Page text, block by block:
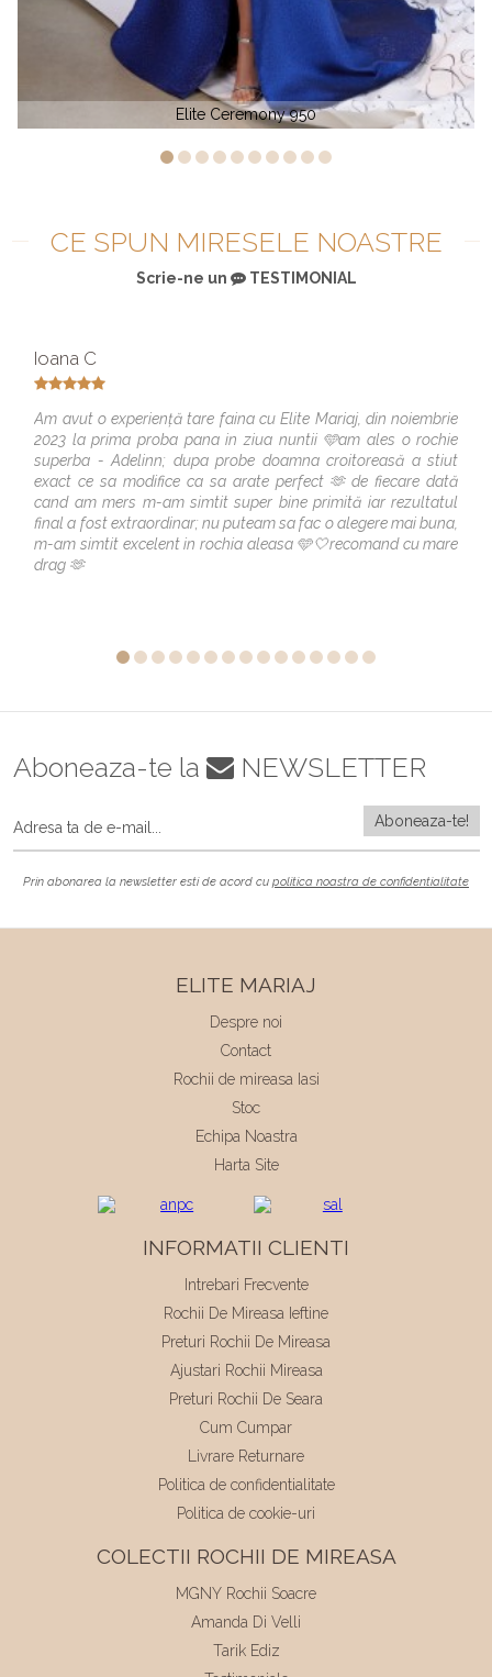
Paris Tony Bowls 19780
CE SPUN MIRESELE NOASTRE
Scrie-ne un TESTIMONIAL
Ioana C
Am avut o experiență tare faina cu Elite Mariaj, din noiembrie
2023 la prima proba pana in ziua nuntii 🩵am ales o rochie
superba - Adelinn; dupa probe doamna croitoreasă a stiut
exact ce sa modifice ca sa arate perfect 🫶 de fiecare dată
cand am mers m-am simtit super bine primită iar rezultatul
final a fost extraordinar; nu puteam sa fac o alegere mai buna,
m-am simtit excelent in rochia aleasa 🩵🤍recomand cu mare
drag 🫶
Aboneaza-te la NEWSLETTER
Prin abonarea la newsletter esti de acord cu politica noastra de confidentialitate
ELITE MARIAJ
Despre noi
Contact
Rochii de mireasa Iasi
Stoc
Echipa Noastra
Harta Site
INFORMATII CLIENTI
Intrebari Frecvente
Rochii De Mireasa Ieftine
Preturi Rochii De Mireasa
Ajustari Rochii Mireasa
Preturi Rochii De Seara
Cum Cumpar
Livrare Returnare
Politica de confidentialitate
Politica de cookie-uri
COLECTII ROCHII DE MIREASA
MGNY Rochii Soacre
Amanda Di Velli
Tarik Ediz